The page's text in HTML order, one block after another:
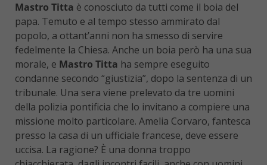
Mastro Titta è conosciuto da tutti come il boia del
papa. Temuto e al tempo stesso ammirato dal
popolo, a ottant’anni non ha smesso di servire
fedelmente la Chiesa. Anche un boia però ha una sua
morale, e Mastro Titta ha sempre eseguito
condanne secondo “giustizia”, dopo la sentenza di un
tribunale. Una sera viene prelevato da tre uomini
della polizia pontificia che lo invitano a compiere una
missione molto particolare. Amelia Corvaro, fantesca
presso la casa di un ufficiale francese, deve essere
uccisa. La ragione? È una donna troppo